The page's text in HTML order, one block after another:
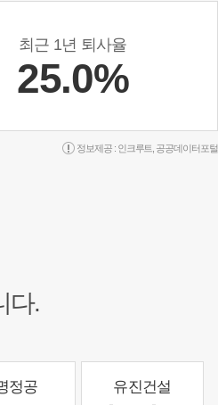
최근 1년 퇴사율
25.0%
정보제공 : 인크루트 공공데이터포털
다.
정공 유진건설